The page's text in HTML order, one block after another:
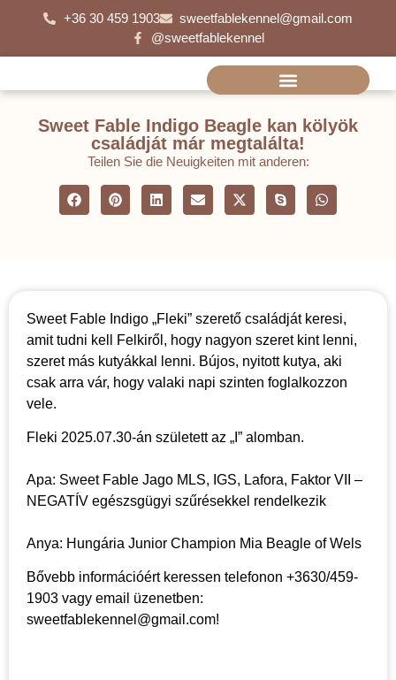
+36 30 459 1903
sweetfablekennel@gmail.com
@sweetfablekennel
Sweet Fable Indigo Beagle kan kölyök
családját már megtalálta!
Teilen Sie die Neuigkeiten mit anderen:
Sweet Fable Indigo „Fleki” szerető családját keresi,
amit tudni kell Felkiről, hogy nagyon szeret kint lenni,
szeret más kutyákkal lenni. Bújos, nyitott kutya, aki
csak arra vár, hogy valaki napi szinten foglalkozzon
vele.
Fleki 2025.07.30-án született az „I” alomban.
Apa: Sweet Fable Jago MLS, IGS, Lafora, Faktor VII –
NEGATÍV egészsgügyi szűrésekkel rendelkezik
Anya: Hungária Junior Champion Mia Beagle of Wels
Bővebb információért keressen telefonon +3630/459-
1903 vagy email üzenetben:
sweetfablekennel@gmail.com!